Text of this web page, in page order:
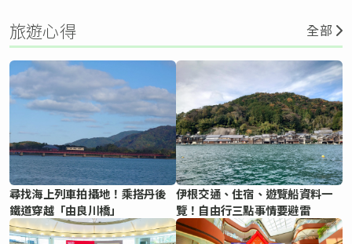
旅遊心得 全部
尋找海上列車拍攝地！乘搭丹後
鐵道穿越「由良川橋」
伊根交通、住宿、遊覽船資料一
覽！自由行三點事情要避雷